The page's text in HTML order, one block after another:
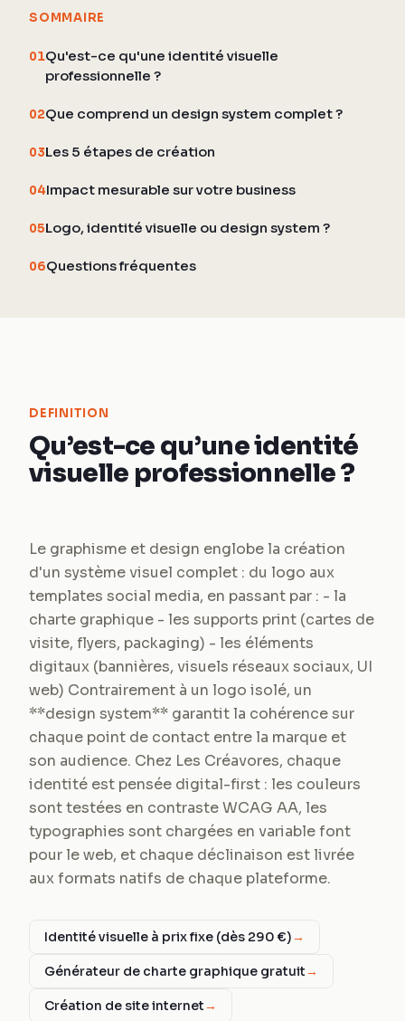
SOMMAIRE
01Qu'est-ce qu'une identité visuelle
professionnelle ?
02Que comprend un design system complet ?
03Les 5 étapes de création
04Impact mesurable sur votre business
05Logo, identité visuelle ou design system ?
06Questions fréquentes
DEFINITION
Qu’est-ce qu’une identité
visuelle professionnelle ?
Le graphisme et design englobe la création
d'un système visuel complet : du logo aux
templates social media, en passant par : - la
charte graphique - les supports print (cartes de
visite, flyers, packaging) - les éléments
digitaux (bannières, visuels réseaux sociaux, UI
web) Contrairement à un logo isolé, un
**design system** garantit la cohérence sur
chaque point de contact entre la marque et
son audience. Chez Les Créavores, chaque
identité est pensée digital-first : les couleurs
sont testées en contraste WCAG AA, les
typographies sont chargées en variable font
pour le web, et chaque déclinaison est livrée
aux formats natifs de chaque plateforme.
Identité visuelle à prix fixe (dès 290 €)→
Générateur de charte graphique gratuit→
Création de site internet→